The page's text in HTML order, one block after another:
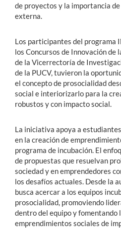
de proyectos y la importancia
externa.
Los participantes del programa
los Concursos de Innovación de
de la Vicerrectoría de
de la PUCV, tuvieron la
el concepto de prosocialidad
social e interiorizarlo para la
robustos y con impacto social.
La iniciativa apoya a
en la creación de
programa de incubación. El
de propuestas que resuelvan
sociedad y en emprendedores
los desafíos actuales. Desde la
busca acercar a los equipos
prosocialidad, promoviendo
dentro del equipo y fomentando
emprendimientos sociales de